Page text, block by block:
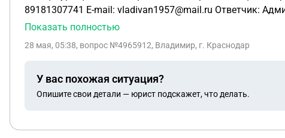
Показать полностью
28 мая, 05:38, вопрос №4965912, Владимир, г. Краснодар
У вас похожая ситуация?
Опишите свои детали — юрист подскажет, что делать.